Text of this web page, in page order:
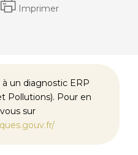
Imprimer
un diagnostic ERP
Pollutions). Pour en
sur